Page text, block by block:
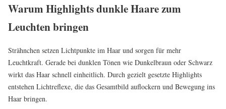
Warum Highlights dunkle Haare zum
Leuchten bringen
Strähnchen setzen Lichtpunkte im Haar und sorgen für mehr
Leuchtkraft. Gerade bei dunklen Tönen wie Dunkelbraun oder Schwarz
wirkt das Haar schnell einheitlich. Durch gezielt gesetzte Highlights
entstehen Lichtreflexe, die das Gesamtbild auflockern und Bewegung ins
Haar bringen.